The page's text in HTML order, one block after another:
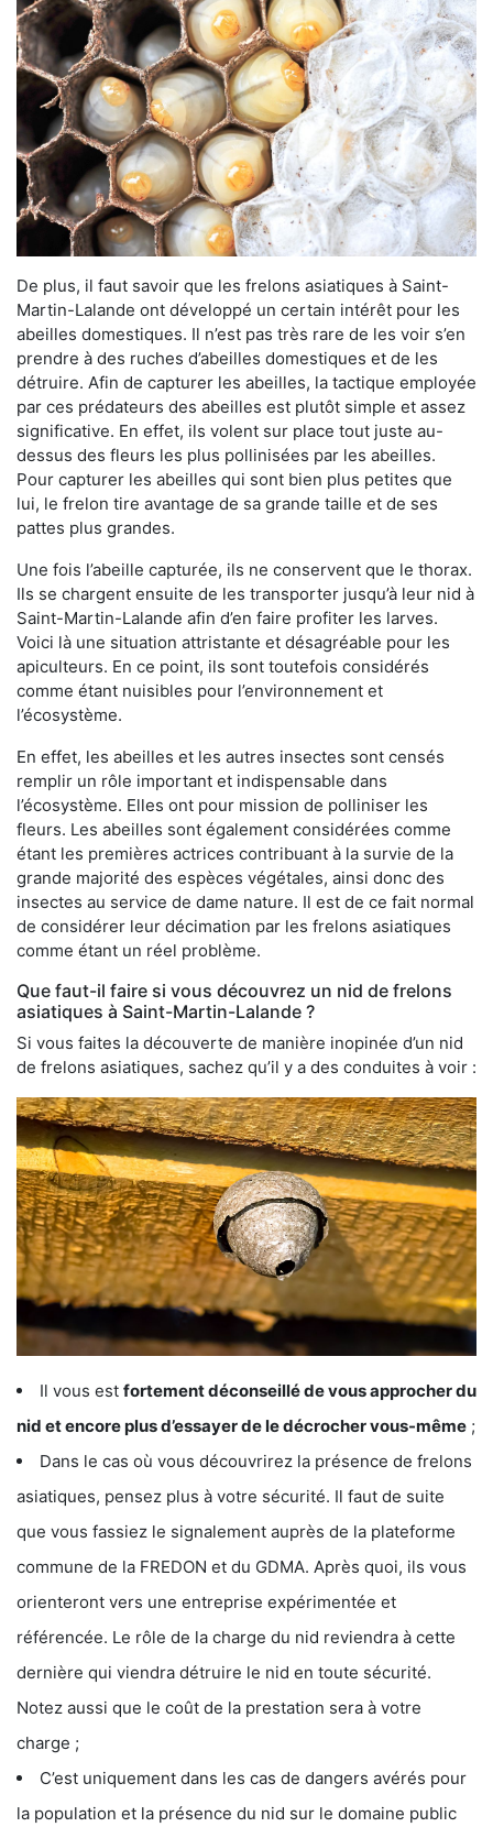
De plus, il faut savoir que les frelons asiatiques à Saint-
Martin-Lalande ont développé un certain intérêt pour les
abeilles domestiques. Il n’est pas très rare de les voir s’en
prendre à des ruches d’abeilles domestiques et de les
détruire. Afin de capturer les abeilles, la tactique employée
par ces prédateurs des abeilles est plutôt simple et assez
significative. En effet, ils volent sur place tout juste au-
dessus des fleurs les plus pollinisées par les abeilles.
Pour capturer les abeilles qui sont bien plus petites que
lui, le frelon tire avantage de sa grande taille et de ses
pattes plus grandes.
Une fois l’abeille capturée, ils ne conservent que le thorax.
Ils se chargent ensuite de les transporter jusqu’à leur nid à
Saint-Martin-Lalande afin d’en faire profiter les larves.
Voici là une situation attristante et désagréable pour les
apiculteurs. En ce point, ils sont toutefois considérés
comme étant nuisibles pour l’environnement et
l’écosystème.
En effet, les abeilles et les autres insectes sont censés
remplir un rôle important et indispensable dans
l’écosystème. Elles ont pour mission de polliniser les
fleurs. Les abeilles sont également considérées comme
étant les premières actrices contribuant à la survie de la
grande majorité des espèces végétales, ainsi donc des
insectes au service de dame nature. Il est de ce fait normal
de considérer leur décimation par les frelons asiatiques
comme étant un réel problème.
Que faut-il faire si vous découvrez un nid de frelons
asiatiques à Saint-Martin-Lalande ?
Si vous faites la découverte de manière inopinée d’un nid
de frelons asiatiques, sachez qu’il y a des conduites à voir :
Il vous est fortement déconseillé de vous approcher du
nid et encore plus d’essayer de le décrocher vous-même ;
Dans le cas où vous découvrirez la présence de frelons
asiatiques, pensez plus à votre sécurité. Il faut de suite
que vous fassiez le signalement auprès de la plateforme
commune de la FREDON et du GDMA. Après quoi, ils vous
orienteront vers une entreprise expérimentée et
référencée. Le rôle de la charge du nid reviendra à cette
dernière qui viendra détruire le nid en toute sécurité.
Notez aussi que le coût de la prestation sera à votre
charge ;
C’est uniquement dans les cas de dangers avérés pour
la population et la présence du nid sur le domaine public